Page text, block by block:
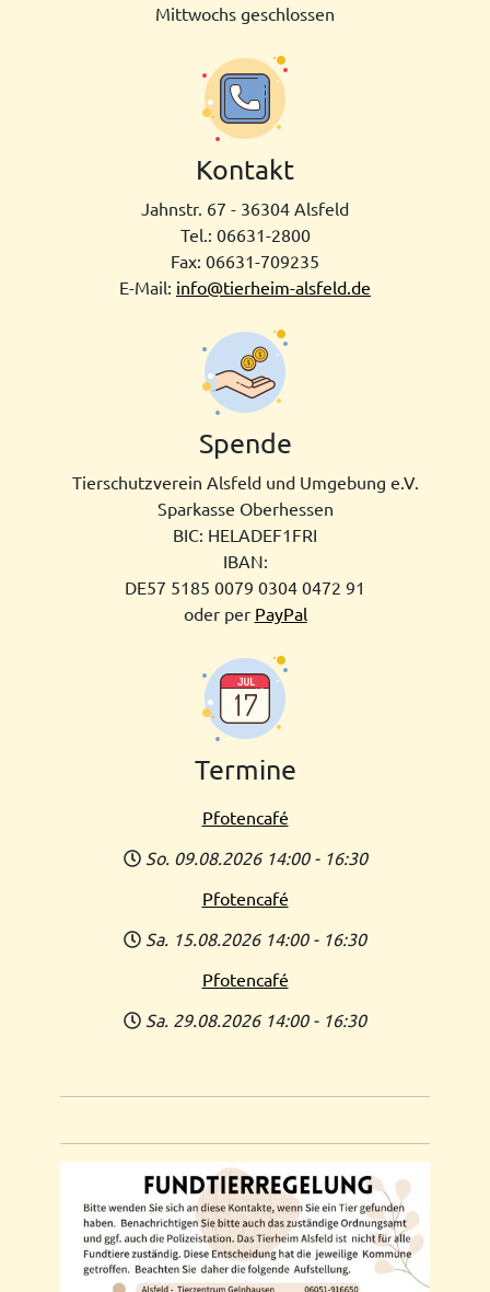
Mittwochs geschlossen
Kontakt
Jahnstr. 67 - 36304 Alsfeld
Tel.: 06631-2800
Fax: 06631-709235
E-Mail: info@tierheim-alsfeld.de
Spende
Tierschutzverein Alsfeld und Umgebung e.V.
Sparkasse Oberhessen
BIC: HELADEF1FRI
IBAN:
DE57 5185­ 0079 0304 0472 91
oder per PayPal
Termine
Pfotencafé
So. 09.08.2026 14:00 - 16:30
Pfotencafé
Sa. 15.08.2026 14:00 - 16:30
Pfotencafé
Sa. 29.08.2026 14:00 - 16:30